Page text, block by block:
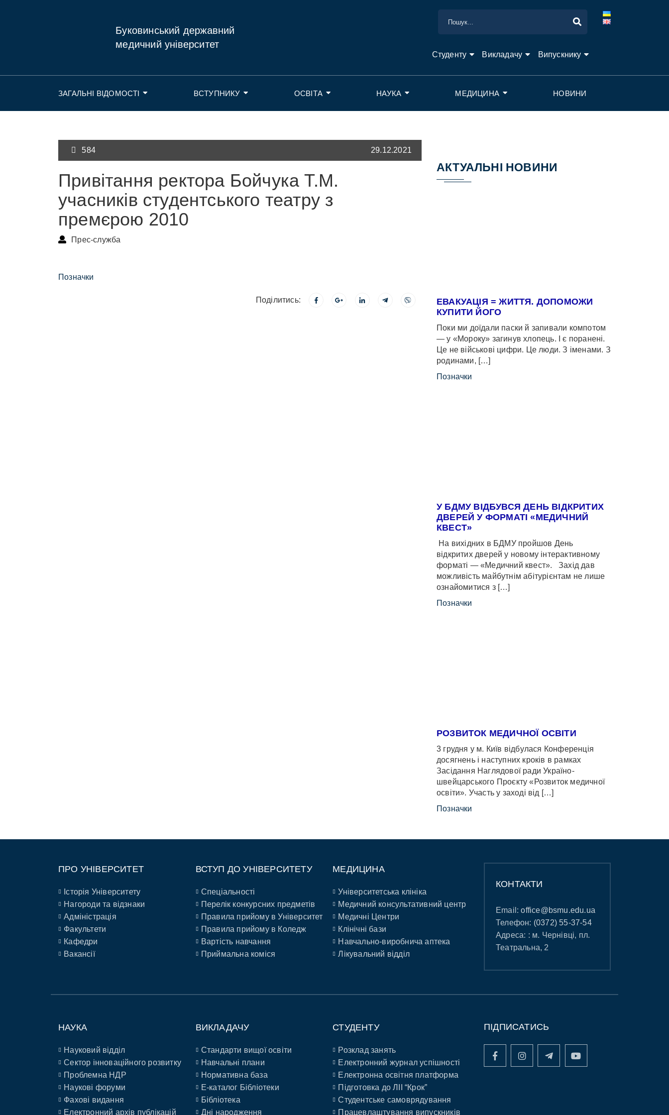
Буковинський державний
медичний університет
Студенту Викладачу Випускнику
ЗАГАЛЬНІ ВІДОМОСТІ ВСТУПНИКУ ОСВІТА НАУКА МЕДИЦИНА НОВИНИ
584 29.12.2021
Привітання ректора Бойчука Т.М.
учасників студентського театру з
премєрою 2010
Прес-служба
Позначки
Поділитись:
АКТУАЛЬНІ НОВИНИ
ЕВАКУАЦІЯ = ЖИТТЯ. ДОПОМОЖИ
КУПИТИ ЙОГО
Поки ми доїдали паски й запивали компотом
— у «Мороку» загинув хлопець. І є поранені.
Це не військові цифри. Це люди. З іменами. З
родинами, […]
Позначки
У БДМУ ВІДБУВСЯ ДЕНЬ ВІДКРИТИХ
ДВЕРЕЙ У ФОРМАТІ «МЕДИЧНИЙ
КВЕСТ»
На вихідних в БДМУ пройшов День
відкритих дверей у новому інтерактивному
форматі — «Медичний квест». Захід дав
можливість майбутнім абітурієнтам не лише
ознайомитися з […]
Позначки
РОЗВИТОК МЕДИЧНОЇ ОСВІТИ
3 грудня у м. Київ відбулася Конференція
досягнень і наступних кроків в рамках
Засідання Наглядової ради Україно-
швейцарського Проєкту «Розвиток медичної
освіти». Участь у заході від […]
Позначки
ПРО УНІВЕРСИТЕТ
Історія Університету
Нагороди та відзнаки
Адміністрація
Факультети
Кафедри
Вакансії
ВСТУП ДО УНІВЕРСИТЕТУ
Спеціальності
Перелік конкурсних предметів
Правила прийому в Університет
Правила прийому в Коледж
Вартість навчання
Приймальна коміся
МЕДИЦИНА
Університетська клініка
Медичний консультативний центр
Медичні Центри
Клінічні бази
Навчально-виробнича аптека
Лікувальний відділ
КОНТАКТИ
Email:office@bsmu.edu.ua
Телефон: (0372) 55-37-54
Адреса: : м. Чернівці, пл.
Театральна, 2
НАУКА
Науковий відділ
Сектор інноваційного розвитку
Проблемна НДР
Наукові форуми
Фахові видання
Електронний архів публікацій
ВИКЛАДАЧУ
Стандарти вищої освіти
Навчальні плани
Нормативна база
E-каталог Бібліотеки
Бібліотека
Дні народження
СТУДЕНТУ
Розклад занять
Електронний журнал успішності
Електронна освітня платформа
Підготовка до ЛІІ “Крок”
Студентське самоврядування
Працевлаштування випускників
ПІДПИСАТИСЬ